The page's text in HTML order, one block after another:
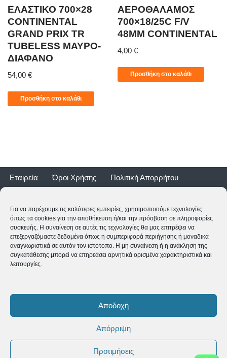
Για να παρέχουμε τις καλύτερες εμπειρίες, χρησιμοποιούμε τεχνολογίες
όπως τα cookies για την αποθήκευση ή/και την πρόσβαση σε πληροφορίες
συσκευής. Η συναίνεση σε αυτές τις τεχνολογίες θα μας επιτρέψει να
επεξεργαζόμαστε δεδομένα όπως η συμπεριφορά περιήγησης ή μοναδικά
αναγνωριστικά σε αυτόν τον ιστότοπο. Η μη συναίνεση ή η ανάκληση της
συγκατάθεσης μπορεί να επηρεάσει αρνητικά ορισμένα χαρακτηριστικά και
λειτουργίες.
Αποδοχή
Απόρριψη
Προτιμήσεις
ΕΛΑΣΤΙΚΟ 700×28
CONTINENTAL
GRAND PRIX TR
TUBELESS ΜΑΥΡΟ-
ΔΙΑΦΑΝΟ
54,00 €
Προσθήκη στο καλάθι
ΑΕΡΟΘΑΛΑΜΟΣ
700×18/25C F/V
48MM CONTINENTAL
4,00€
Προσθήκη στο καλάθι
Εταιρεία Όροι Χρήσης
Πολιτική Απορρήτου
Δευ-Τετ-Σαβ 09:00-15:00 | Τρι-Πεμ-Παρ 10:00-18:00 | Κυρ
ΚΛΕΙΣΤΑ